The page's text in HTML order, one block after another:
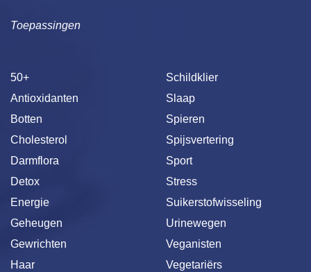
Toepassingen
50+
Antioxidanten
Botten
Cholesterol
Darmflora
Detox
Energie
Geheugen
Gewrichten
Haar
Schildklier
Slaap
Spieren
Spijsvertering
Sport
Stress
Suikerstofwisseling
Urinewegen
Veganisten
Vegetariërs